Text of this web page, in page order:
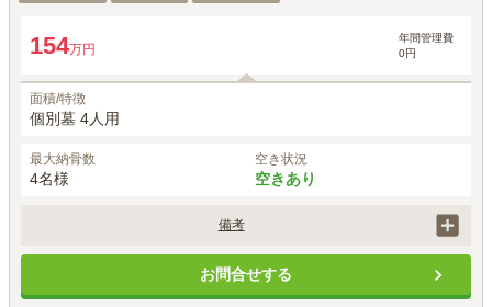
154万円
年間管理費
0円
面積/特徴
個別墓 4人用
最大納骨数
4名様
空き状況
空きあり
備考
個人墓誌（扇型）を希望する場合は、1基143,000円（税込）が別途必
追加登録は、契約時は1名追加毎に330,000円が必要です。
お問合せする